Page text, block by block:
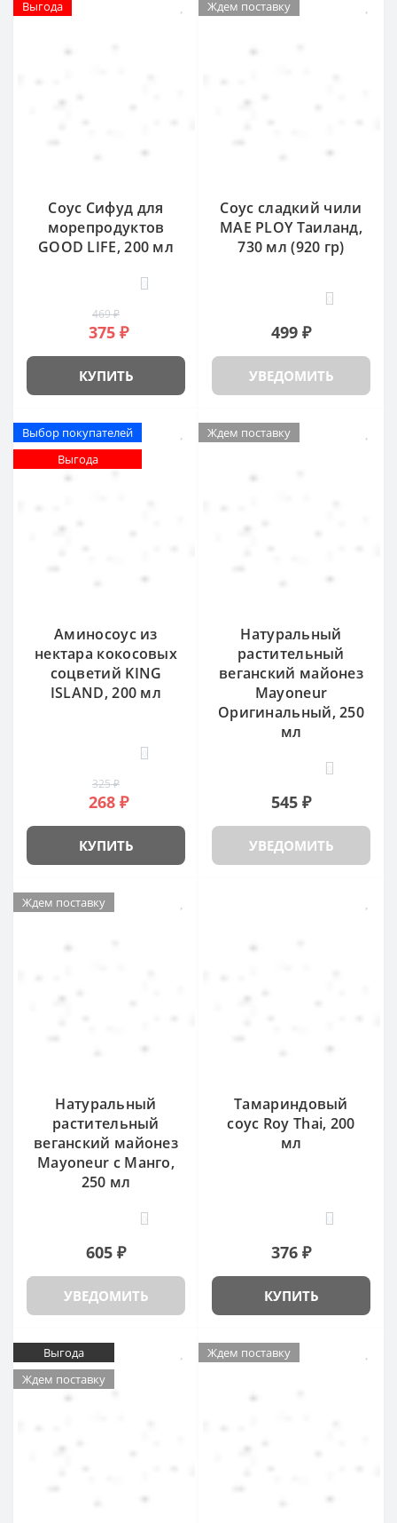
Выгода
Соус Сифуд для
морепродуктов
GOOD LIFE, 200 мл
469 ₽
375 ₽
КУПИТЬ
Ждем поставку
Соус сладкий чили
MAE PLOY Таиланд,
730 мл (920 гр)
499 ₽
УВЕДОМИТЬ
Выбор покупателей
Выгода
Аминосоус из
нектара кокосовых
соцветий KING
ISLAND, 200 мл
325 ₽
268 ₽
КУПИТЬ
Ждем поставку
Натуральный
растительный
веганский майонез
Mayoneur
Оригинальный, 250
мл
545 ₽
УВЕДОМИТЬ
Ждем поставку
Натуральный
растительный
веганский майонез
Mayoneur с Манго,
250 мл
605 ₽
УВЕДОМИТЬ
Тамариндовый
соус Roy Thai, 200
мл
376 ₽
КУПИТЬ
Выгода
Ждем поставку
Ждем поставку